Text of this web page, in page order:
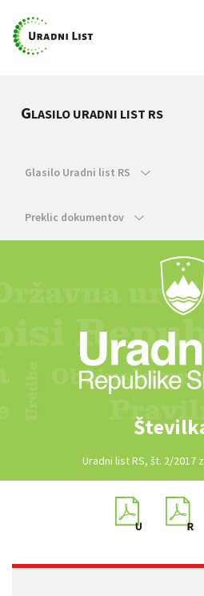
GLASILO URADNI LIST RS
Glasilo Uradni list RS
Preklic dokumentov
Uradni list RS, št. 2/2017